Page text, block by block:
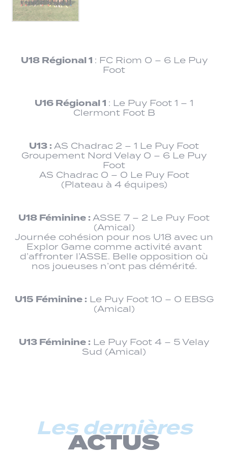
U18 Régional 1 : FC Riom 0 – 6 Le Puy
Foot
U16 Régional 1 : Le Puy Foot 1 – 1
Clermont Foot B
U13 :AS Chadrac 2 – 1 Le Puy Foot
Groupement Nord Velay 0 – 6 Le Puy
Foot
AS Chadrac 0 – 0 Le Puy Foot
(Plateau à 4 équipes)
U18 Féminine :ASSE 7 – 2 Le Puy Foot
(Amical)
Journée cohésion pour nos U18 avec un
Explor Game comme activité avant
d’affronter l’ASSE. Belle opposition où
nos joueuses n’ont pas démérité.
U15 Féminine :Le Puy Foot 10 – 0 EBSG
(Amical)
U13 Féminine : Le Puy Foot 4 – 5 Velay
Sud (Amical)
Les dernières
ACTUS